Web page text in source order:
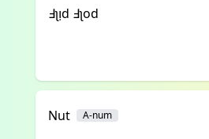
ꓞʅᴉd ꓞʅod
Nut A-num